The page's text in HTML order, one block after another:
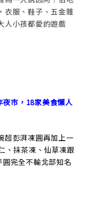
衣服、鞋子、五金雜
人小孩都愛的遊戲
超彭湃凍圓再加上一
、抹茶凍、仙草凍跟
完全不輸北部知名